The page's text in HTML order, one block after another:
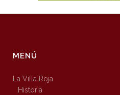
MENÚ
La Villa Roja
Historia